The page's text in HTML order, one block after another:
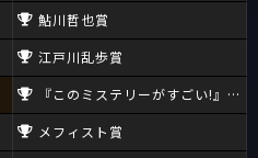
鮎川哲也賞
江戸川乱歩賞
『このミステリーがすごい!』大賞
メフィスト賞